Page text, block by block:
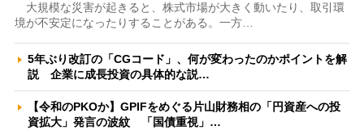
大規模な災害が起きると、株式市場が大きく動いたり、取引環
境が不安定になったりすることがある。一方…
5年ぶり改訂の「CGコード」、何が変わったのかポイントを解
説 企業に成長投資の具体的な説…
【令和のPKOか】GPIFをめぐる片山財務相の「円資産への投
資拡大」発言の波紋 「国債重視」…